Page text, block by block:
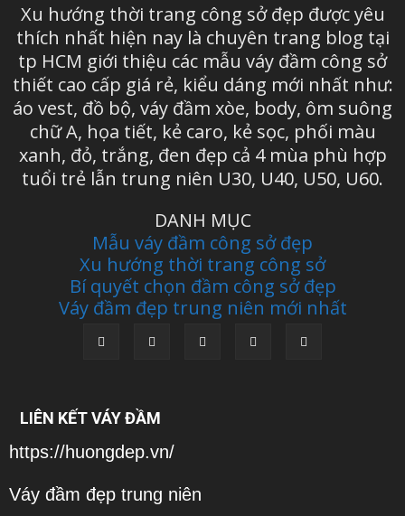
Xu hướng thời trang công sở đẹp được yêu
thích nhất hiện nay là chuyên trang blog tại
tp HCM giới thiệu các mẫu váy đầm công sở
thiết cao cấp giá rẻ, kiểu dáng mới nhất như:
áo vest, đồ bộ, váy đầm xòe, body, ôm suông
chữ A, họa tiết, kẻ caro, kẻ sọc, phối màu
xanh, đỏ, trắng, đen đẹp cả 4 mùa phù hợp
tuổi trẻ lẫn trung niên U30, U40, U50, U60.
DANH MỤC
Mẫu váy đầm công sở đẹp
Xu hướng thời trang công sở
Bí quyết chọn đầm công sở đẹp
Váy đầm đẹp trung niên mới nhất
LIÊN KẾT VÁY ĐẦM
https://huongdep.vn/
Váy đầm đẹp trung niên